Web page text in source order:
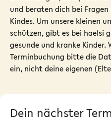
und beraten dich bei
Kindes. Um unsere kleinen
schützen, gibt es bei haelsi
gesunde und kranke Kinder.
Terminbuchung bitte die
ein, nicht deine eigenen
Dein nächster